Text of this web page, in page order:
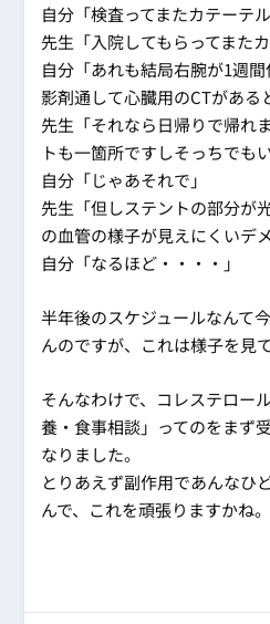
自分「検査ってまたカテーテル
先生「入院してもらってまた
自分「あれも結局右腕が1週
影剤通して心臓用のCTがある
先生「それなら日帰りで帰れ
トも一箇所ですしそっちでも
自分「じゃあそれで」
先生「但しステントの部分が
の血管の様子が見えにくいデ
自分「なるほど・・・・」
半年後のスケジュールなんて
んのですが、これは様子を見
そんなわけで、コレステロー
養・食事相談」ってのをまず
なりました。
とりあえず副作用であんなひ
んで、これを頑張りますかね。